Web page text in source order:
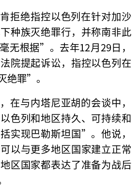
拒绝指控以色列在针对加沙
种族灭绝罪行，并称南非此
无根据”。去年12月29日，
院提起诉讼，指控以色列在
绝罪”。
在与内塔尼亚胡的会谈中，
色列和地区持久、可持续和
实现巴勒斯坦国”。他说，
以与更多地区国家建立正常
区国家都表达了准备为战后